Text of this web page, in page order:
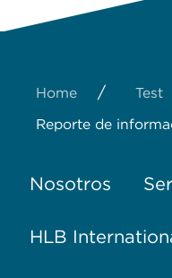
Home / Test
Reporte de
Nosotros
HLB